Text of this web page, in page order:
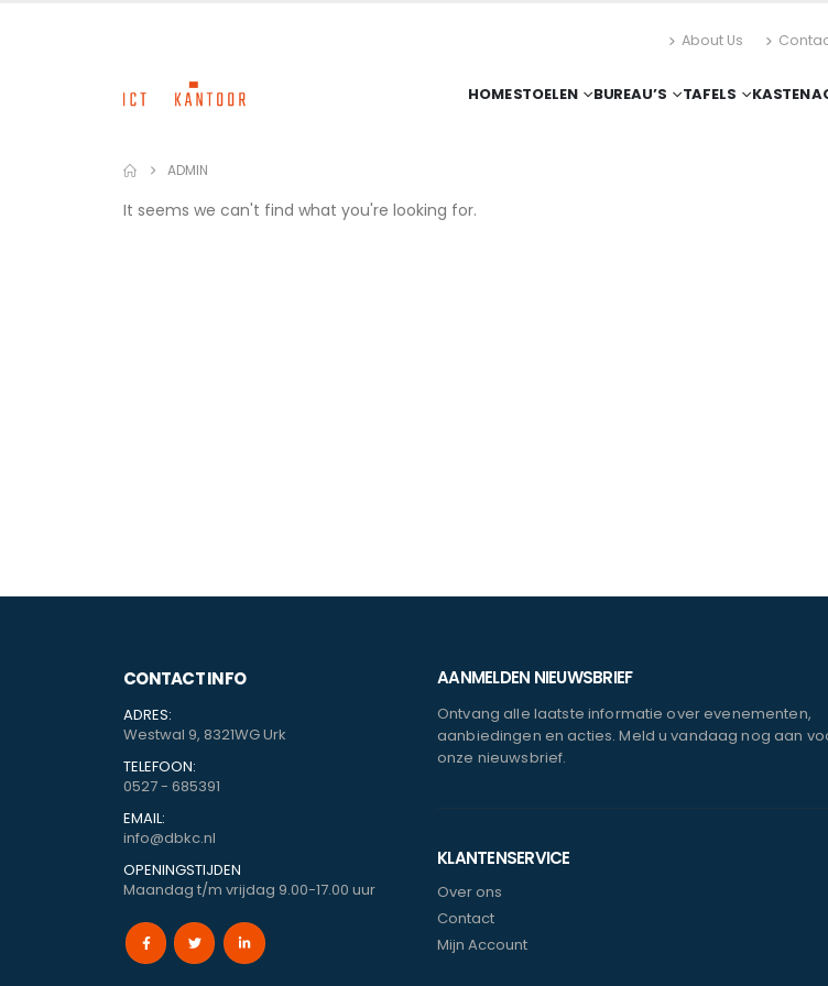
About Us
HOMESTOELEN BUREAU’S TAFELS KASTEN
ADMIN
It seems we can't find what you're looking for.
CONTACT INFO
ADRES:
Westwal 9, 8321WG Urk
TELEFOON:
0527 - 685391
EMAIL:
info@dbkc.nl
OPENINGSTIJDEN
Maandag t/m vrijdag 9.00-17.00 uur
AANMELDEN NIEUWSBRIEF
Ontvang alle laatste informatie over evenementen,
aanbiedingen en acties. Meld u vandaag nog aan
onze nieuwsbrief.
KLANTENSERVICE
Over ons
Contact
Mijn Account